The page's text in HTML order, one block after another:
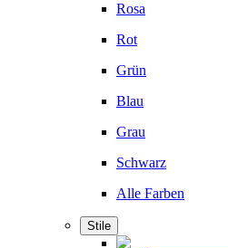
Rosa
Rot
Grün
Blau
Grau
Schwarz
Alle Farben
Stile